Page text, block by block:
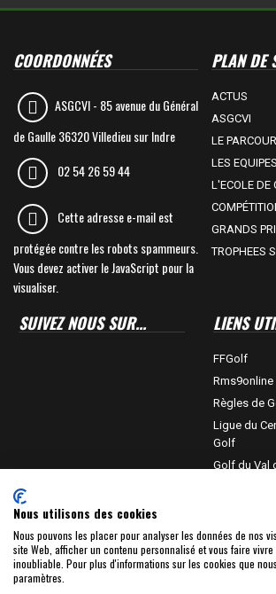
COORDONNÉES
ASGCVI - 85 avenue du Général
de Gaulle 36320 Villedieu sur Indre
02 54 26 59 44
Cette adresse e-mail est
protégée contre les robots spammeurs.
Vous devez activer le JavaScript pour la
visualiser.
PLAN DE
ACTUS
ASGCVI
LE
LES EQUIPES
L'ECOLE DE
GRANDS
TROPHEES
SUIVEZ NOUS SUR... LIENS
FFGolf
Rms9online
Règles de
Ligue du
Golf
Golf du Val
Villedieu sur
Golf Planète
Nous utilisons des cookies
Nous pouvons les placer pour analyser les données de nos
site Web, afficher un contenu personnalisé et vous faire
inoubliable. Pour plus d'informations sur les cookies que
paramètres.